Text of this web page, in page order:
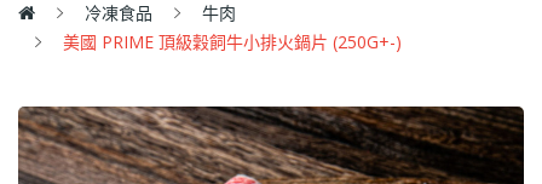
冷凍食品
牛肉
美國 PRIME 頂級穀飼牛小排火鍋片 (250G+-)